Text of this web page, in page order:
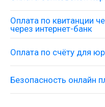
Оплата по квитанции
через интернет-банк
Оплата по счёту для
Безопасность онлайн